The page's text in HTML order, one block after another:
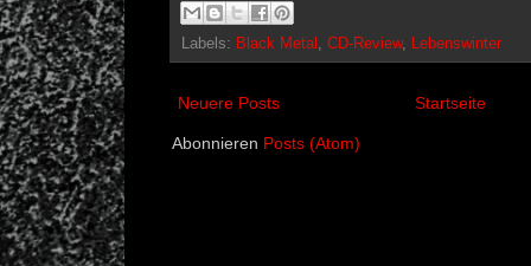
Labels: Black Metal CD-Review, Lebenswinter
Neuere Posts Startseite
Abonnieren Posts (Atom)